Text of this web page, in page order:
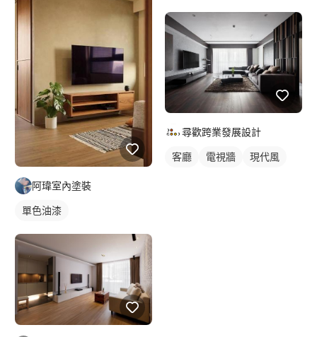
阿瑋室內塗裝
單色油漆
尋歡跨業發展設計
客廳 電視牆 現代風